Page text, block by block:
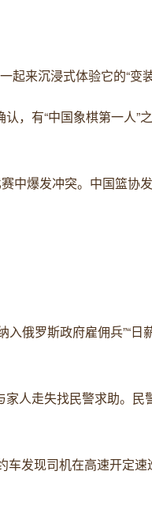
来沉浸式体验它的“变装
，有“中国象棋第一人”
中爆发冲突。中国篮协
俄罗斯政府雇佣兵”“
人走失找民警求助。
发现司机在高速开定